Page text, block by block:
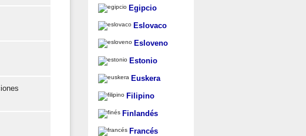
Egipcio
Eslovaco
Esloveno
Estonio
Euskera
Filipino
Finlandés
Francés